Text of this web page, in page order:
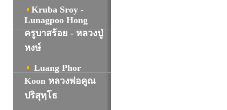
Kruba Sroy -
Lunagpoo Hong
ครูบาสร้อย - หลวงปู่
หงษ์
Luang Phor
Koon หลวงพ่อคูณ
ปริสุทฺโธ